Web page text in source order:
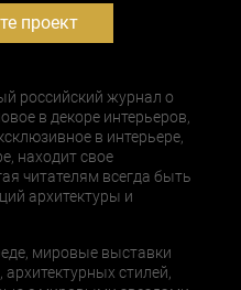
проект
российский журнал о
в декоре интерьеров,
в интерьере,
находит свое
читателям всегда быть
архитектуры и
мировые выставки
стилей,